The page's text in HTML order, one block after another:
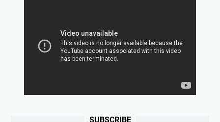
SUBSCRIBE